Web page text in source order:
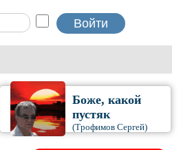
Боже, какой
пустяк
(Трофимов Сергей)